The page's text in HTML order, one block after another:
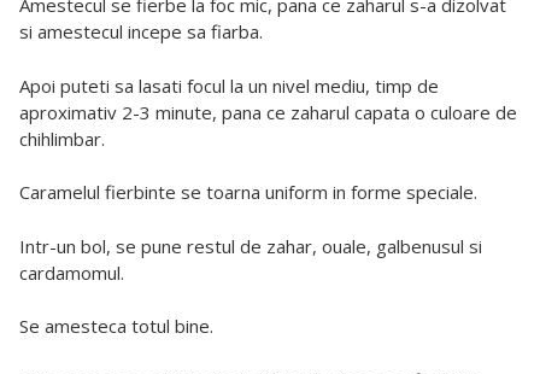
Amestecul se fierbe la foc mic, pana ce zaharul s-a dizolvat
si amestecul incepe sa fiarba.
Apoi puteti sa lasati focul la un nivel mediu, timp de
aproximativ 2-3 minute, pana ce zaharul capata o culoare de
chihlimbar.
Caramelul fierbinte se toarna uniform in forme speciale.
Intr-un bol, se pune restul de zahar, ouale, galbenusul si
cardamomul.
Se amesteca totul bine.